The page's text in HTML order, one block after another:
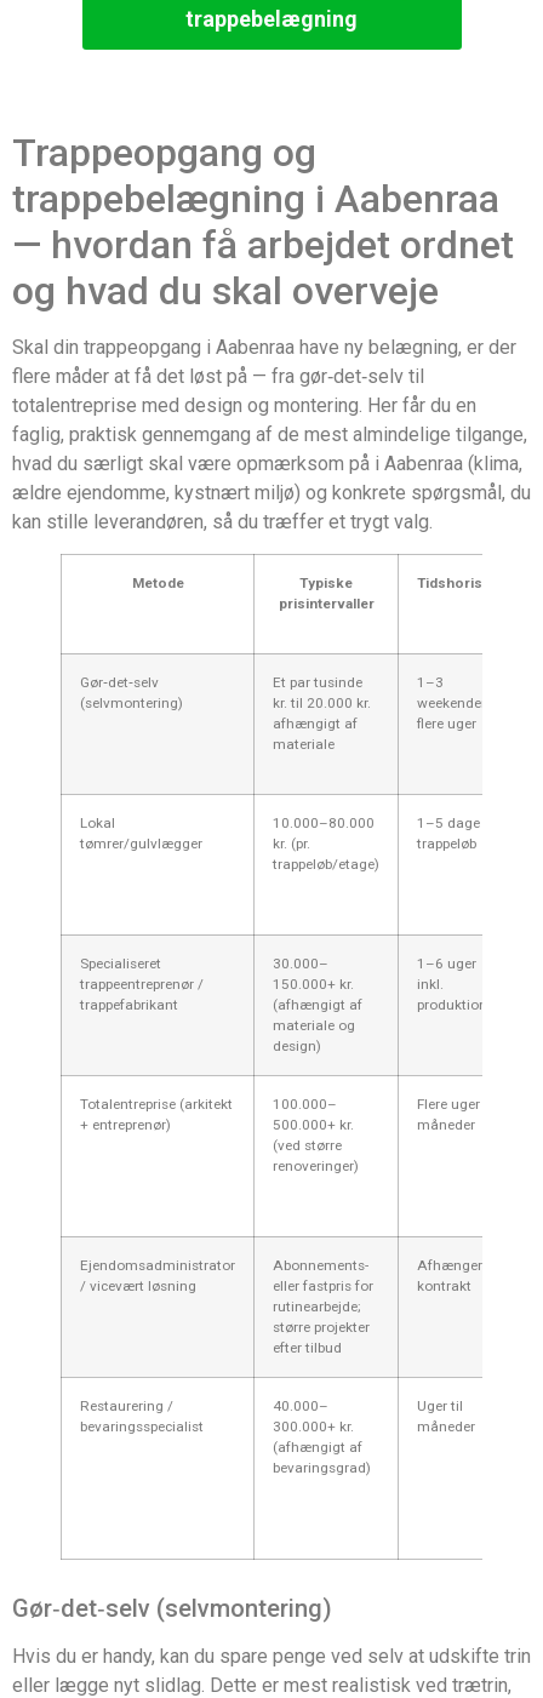
trappebelægning
Trappeopgang og
trappebelægning i Aabenraa
— hvordan få arbejdet ordnet
og hvad du skal overveje
Skal din trappeopgang i Aabenraa have ny belægning, er der
flere måder at få det løst på — fra gør‑det‑selv til
totalentreprise med design og montering. Her får du en
faglig, praktisk gennemgang af de mest almindelige tilgange,
hvad du særligt skal være opmærksom på i Aabenraa (klima,
ældre ejendomme, kystnært miljø) og konkrete spørgsmål, du
kan stille leverandøren, så du træffer et trygt valg.
Metode
Typiske
prisintervaller
Tidshorisont
Gør‑det‑selv
(selvmontering)
Et par tusinde
kr. til 20.000 kr.
afhængigt af
materiale
1–3
weekender til
flere uger
Lokal
tømrer/gulvlægger
10.000–80.000
kr. (pr.
trappeløb/etage)
1–5 dage pr.
trappeløb
Specialiseret
trappeentreprenør /
trappefabrikant
30.000–
150.000+ kr.
(afhængigt af
materiale og
design)
1–6 uger
inkl.
produktion
Totalentreprise (arkitekt
+ entreprenør)
100.000–
500.000+ kr.
(ved større
renoveringer)
Flere uger til
måneder
Ejendomsadministrator
/ vicevært løsning
Abonnements-
eller fastpris for
rutinearbejde;
større projekter
efter tilbud
Afhænger af
kontrakt
Restaurering /
bevaringsspecialist
40.000–
300.000+ kr.
(afhængigt af
bevaringsgrad)
Uger til
måneder
Gør‑det‑selv (selvmontering)
Hvis du er handy, kan du spare penge ved selv at udskifte trin
eller lægge nyt slidlag. Dette er mest realistisk ved trætrin,